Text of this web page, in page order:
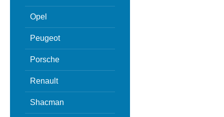
Opel
Peugeot
Porsche
Renault
Shacman